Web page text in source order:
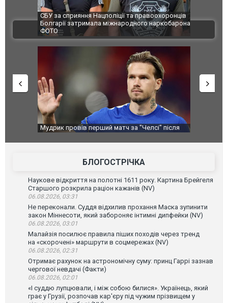
пожежі у
СБУ за сприяння Нацполіції та правоохоронців
Болгарії затримала міжнародного наркобарона.
ФОТО
Росіяни
одна
ВІДЕО
Мудрик провів перший матч за "Челсі" після
допінгової дискваліфікації. ВІДЕО
під час
Франції
БЛОГОСТРІЧКА
Наукове відкриття на полотні 1611 року. Картина Брейгеля
Старшого розкрила раціон кажанів (NV)
06.08.2026, 03:31
Не переконали. Суддя відхилив прохання Маска зупинити
закон Міннесоти, який забороняє інтимні дипфейки (NV)
06.08.2026, 03:01
Малайзія посилює правила піших походів через тренд
на «скорочені» маршрути в соцмережах (NV)
06.08.2026, 02:31
Отримає рахунок на астрономічну суму: принц Гаррі зазнав
чергової невдачі (Факти)
06.08.2026, 02:01
«І суддю лупцювали, і між собою билися». Українець, який
грає у Грузії, розпочав кар'єру під чужим прізвищем у